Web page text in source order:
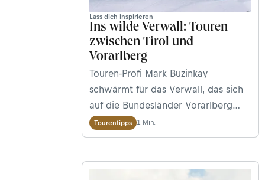
Lass dich inspirieren
Ins wilde Verwall: Touren
zwischen Tirol und
Vorarlberg
Touren-Profi Mark Buzinkay
schwärmt für das Verwall, das sich
auf die Bundesländer Vorarlberg
und Tirol aufteilt. In diesem „wilden
Meer“ aus Felsen, Wiesen und
ganz in der Nähe beliebter alpiner
Tourentipps 1 Min.